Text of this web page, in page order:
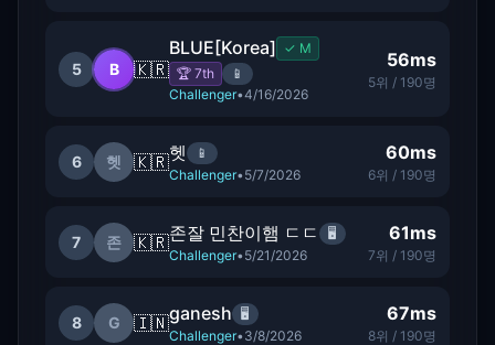
5 B 🇰🇷
BLUE[Korea] ✓ M
🏆 7th
📱
Challenger•4/16/2026
56ms
5위 / 190명
6 헷 🇰🇷헷
📱
Challenger•5/7/2026
60ms
6위 / 190명
7 존 🇰🇷존잘 민찬이햄 ㄷㄷ
🖥️
Challenger•5/21/2026
61ms
7위 / 190명
8 G 🇮🇳ganesh
🖥️
Challenger•3/8/2026
67ms
8위 / 190명